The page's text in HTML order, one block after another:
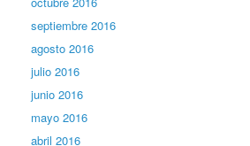
septiembre 2016
agosto 2016
julio 2016
junio 2016
mayo 2016
abril 2016